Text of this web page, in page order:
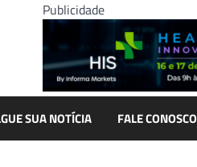
Publicidade
SUA NOTÍCIA FALE CONOSCO